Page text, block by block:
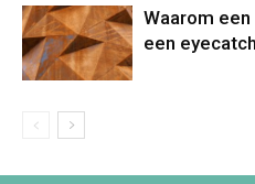
Waarom
een